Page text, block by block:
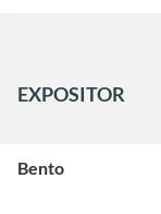
EXPOSITOR
Bento